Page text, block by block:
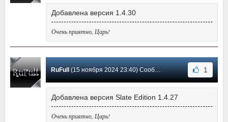
Добавлена версия 1.4.30
Очень приятно, Царь!
RuFull(15 ноября 2024 23:40) Сообщение #49 1
Добавлена версия Slate Edition 1.4.27
Очень приятно, Царь!